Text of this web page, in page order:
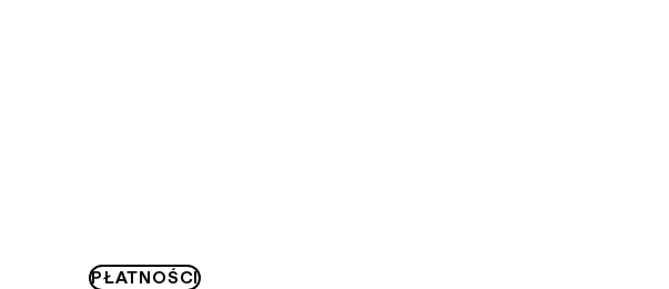
PŁATNOŚCI